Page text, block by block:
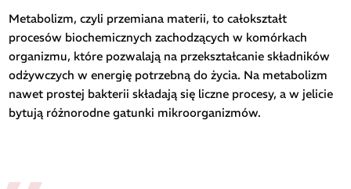
Metabolizm, czyli przemiana materii, to całokształt
procesów biochemicznych zachodzących w komórkach
organizmu, które pozwalają na przekształcanie składników
odżywczych w energię potrzebną do życia. Na metabolizm
nawet prostej bakterii składają się liczne procesy, a w jelicie
bytują różnorodne gatunki mikroorganizmów.